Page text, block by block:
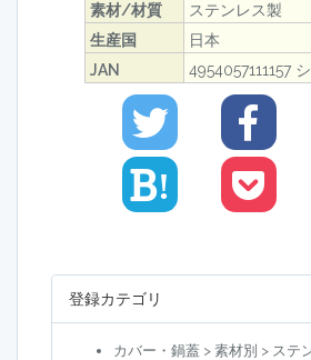
素材/材質
ステンレス製
生産国
日本
JAN
4954057111157
!
登録カテゴリ
カバー・鍋蓋 > 素材別 > ステ